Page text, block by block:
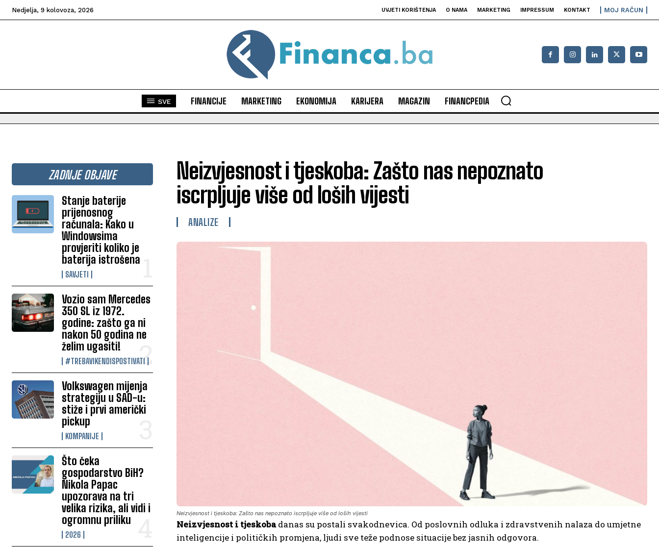
Nedjelja, 9 kolovoza, 2026 UVJETI KORIŠTENJA O NAMA MARKETING IMPRESSUM KONTAKT MOJ RAČUN
SVE FINANCIJE MARKETING EKONOMIJA KARIJERA MAGAZIN FINANCPEDIA
ZADNJE OBJAVE
Stanje baterije
prijenosnog
računala: Kako u
Windowsima
provjeriti koliko je
baterija istrošena
SAVJETI
Vozio sam Mercedes
350 SL iz 1972.
godine: zašto ga ni
nakon 50 godina ne
želim ugasiti!
#TREBAVIKENDISPOSTIVATI
Volkswagen mijenja
strategiju u SAD-u:
stiže i prvi američki
pickup
KOMPANIJE
Što čeka
gospodarstvo BiH?
Nikola Papac
upozorava na tri
velika rizika, ali vidi i
ogromnu priliku
2026
Neizvjesnost i tjeskoba: Zašto nas nepoznato
iscrpljuje više od loših vijesti
ANALIZE
Neizvjesnost i tjeskoba: Zašto nas nepoznato iscrpljuje više od loših vijesti
Neizvjesnost i tjeskobadanas su postali svakodnevica. Od poslovnih odluka i zdravstvenih nalaza do umjetne
inteligencije i političkih promjena, ljudi sve teže podnose situacije bez jasnih odgovora.